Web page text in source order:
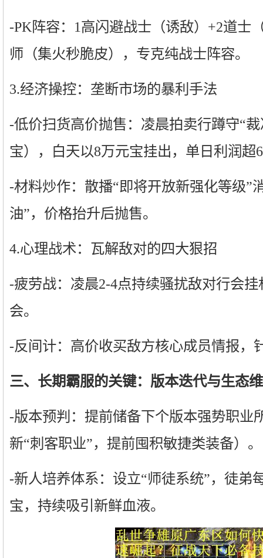
-PK阵容：1高闪避战士（诱敌）+2道士
师（集火秒脆皮），专克纯战士阵容。
3.经济操控：垄断市场的暴利手法
-低价扫货高价抛售：凌晨拍卖行蹲守“
宝），白天以8万元宝挂出，单日利润超
-材料炒作：散播“即将开放新强化等级”
油”，价格抬升后抛售。
4.心理战术：瓦解敌对的四大狠招
-疲劳战：凌晨2-4点持续骚扰敌对行会
会。
-反间计：高价收买敌方核心成员情报，
三、长期霸服的关键：版本迭代与生态
-版本预判：提前储备下个版本强势职业
新“刺客职业”，提前囤积敏捷类装备）。
-新人培养体系：设立“师徒系统”，徒弟
宝，持续吸引新鲜血液。